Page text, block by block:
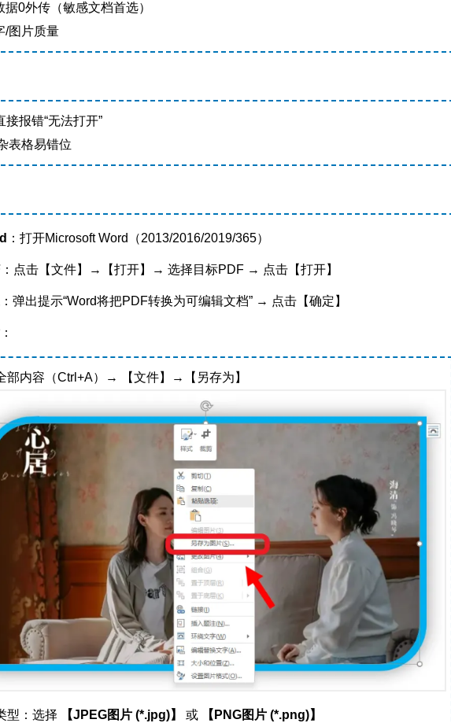
0外传（敏感文档首选）
/图片质量
报错“无法打开”
表格易错位
：打开Microsoft Word（2013/2016/2019/365）
：点击【文件】→【打开】→ 选择目标PDF → 点击【打开】
：弹出提示“Word将把PDF转换为可编辑文档” → 点击【确定】
：
部内容（Ctrl+A）→ 【文件】→【另存为】
型：选择 【JPEG图片 (*.jpg)】 或 【PNG图片 (*.png)】